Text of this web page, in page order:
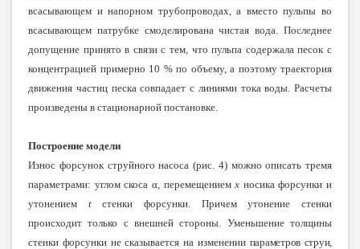
всасывающем и напорном трубопроводах, а вместо пульпы во
всасывающем патрубке смоделирована чистая вода. Последнее
допущение принято в связи с тем, что пульпа содержала песок с
концентрацией примерно 10 % по объему, а поэтому траектория
движения частиц песка совпадает с линиями тока воды. Расчеты
произведены в стационарной постановке.
Построение модели
Износ форсунок струйного насоса (рис. 4) можно описать тремя
параметрами: углом скоса α, перемещениемx носика форсунки и
утонением tстенки форсунки. Причем утонение стенки
происходит только с внешней стороны. Уменьшение толщины
стенки форсунки не сказывается на изменении параметров струи,